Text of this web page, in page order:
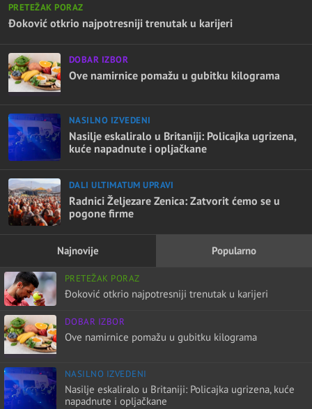
PRETEŽAK PORAZ
Đoković otkrio najpotresniji trenutak u karijeri
DOBAR IZBOR
Ove namirnice pomažu u gubitku kilograma
NASILNO IZVEDENI
Nasilje eskaliralo u Britaniji: Policajka ugrizena,
kuće napadnute i opljačkane
DALI ULTIMATUM UPRAVI
Radnici Željezare Zenica: Zatvorit ćemo se u
pogone firme
Najnovije Popularno
PRETEŽAK PORAZ
Đoković otkrio najpotresniji trenutak u karijeri
DOBAR IZBOR
Ove namirnice pomažu u gubitku kilograma
NASILNO IZVEDENI
Nasilje eskaliralo u Britaniji: Policajka ugrizena, kuće
napadnute i opljačkane